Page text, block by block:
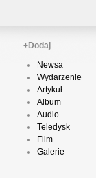
+Dodaj
Newsa
Wydarzenie
Artykuł
Album
Audio
Teledysk
Film
Galerie